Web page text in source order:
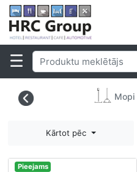
Mopi
Kārtot pēc
Pieejams